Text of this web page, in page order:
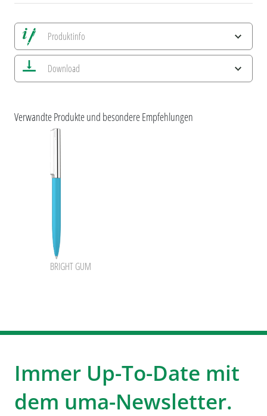
Produktinfo
Alle Ansichten speichern
Aktuelles Bild speichern
Information Druckposition
Download
Verwandte Produkte und besondere Empfehlungen
BRIGHT GUM
Immer Up-To-Date mit
dem uma-Newsletter.